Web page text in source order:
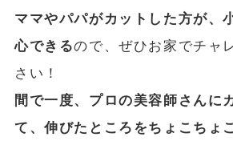
ママやパパがカットした方が、
心できるので、ぜひお家でチャ
さい！
間で一度、プロの美容師さんに
て、伸びたところをちょこちょ